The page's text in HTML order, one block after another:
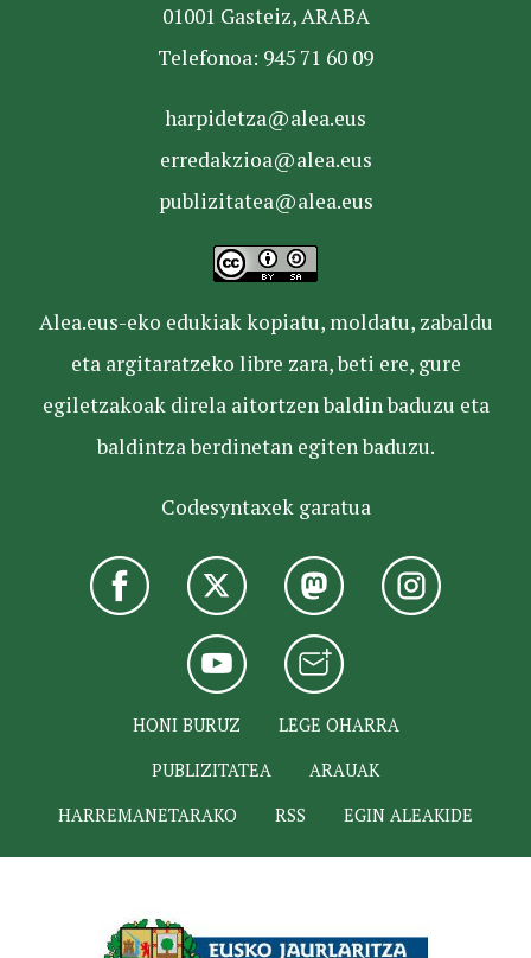
01001 Gasteiz, ARABA
Telefonoa: 945 71 60 09
harpidetza@alea.eus
erredakzioa@alea.eus
publizitatea@alea.eus
Alea.eus-eko edukiak kopiatu, moldatu, zabaldu
eta argitaratzeko libre zara, beti ere, gure
egiletzakoak direla aitortzen baldin baduzu eta
baldintza berdinetan egiten baduzu.
Codesyntaxek garatua
HONI BURUZ
LEGE OHARRA
PUBLIZITATEA
ARAUAK
HARREMANETARAKO
RSS EGIN ALEAKIDE